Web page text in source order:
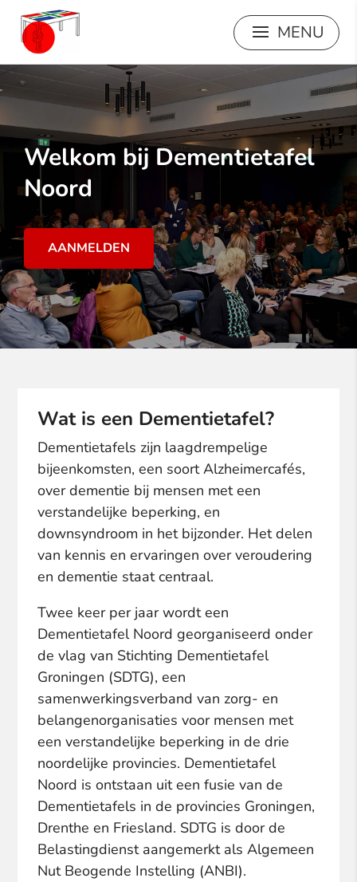
Welkom bij Dementietafel
Noord
AANMELDEN
Wat is een Dementietafel?
Dementietafels zijn laagdrempelige
bijeenkomsten, een soort Alzheimercafés,
over dementie bij mensen met een
verstandelijke beperking, en
downsyndroom in het bijzonder. Het delen
van kennis en ervaringen over veroudering
en dementie staat centraal.
Twee keer per jaar wordt een
Dementietafel Noord georganiseerd onder
de vlag van Stichting Dementietafel
Groningen (SDTG), een
samenwerkingsverband van zorg- en
belangenorganisaties voor mensen met
een verstandelijke beperking in de drie
noordelijke provincies. Dementietafel
Noord is ontstaan uit een fusie van de
Dementietafels in de provincies Groningen,
Drenthe en Friesland. SDTG is door de
Belastingdienst aangemerkt als Algemeen
Nut Beogende Instelling (ANBI).